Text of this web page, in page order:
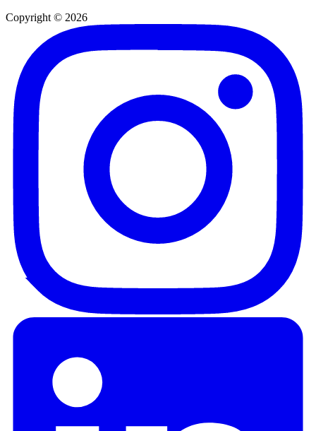
Copyright © 2026